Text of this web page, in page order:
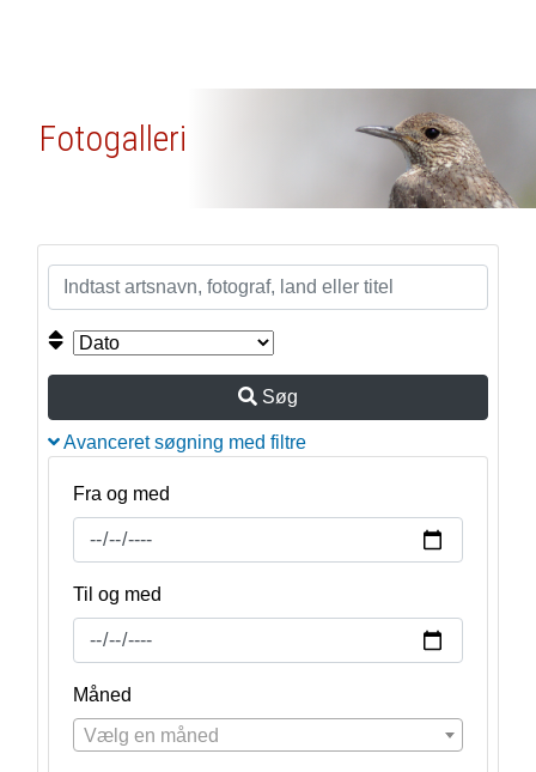
Fotogalleri
Søg
Avanceret søgning med filtre
Fra og med
Til og med
Måned
Vælg en måned